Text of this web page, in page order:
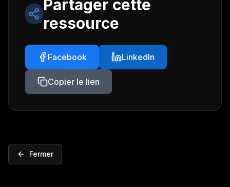
Partager cette
ressource
Facebook LinkedIn
Copier le lien
Fermer